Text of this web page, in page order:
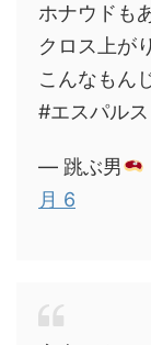
ホナウドも
クロス上が
こんなもん
#エスパルス
— 跳ぶ男
月 6